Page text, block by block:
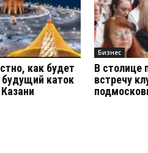
как будет
каток
Бизнес
В столице
встречу